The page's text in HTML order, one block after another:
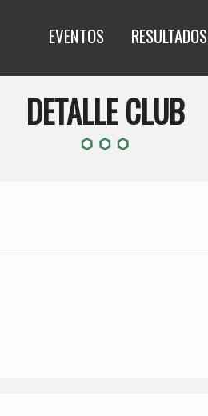
EVENTOS RESULTADOS
DETALLE CLUB